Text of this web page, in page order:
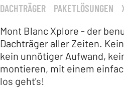
DACHTRÄGER PAKETLÖSUNGEN
Mont Blanc Xplore - der
Dachträger aller Zeiten.
kein unnötiger Aufwand,
montieren, mit einem
los geht's!